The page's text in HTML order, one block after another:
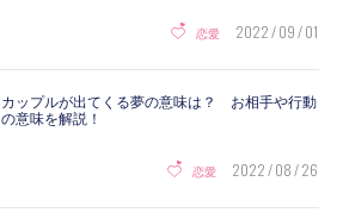
恋愛 2022 / 09 / 01
カップルが出てくる夢の意味は？ お相手や行動
の意味を解説！
恋愛 2022 / 08 / 26